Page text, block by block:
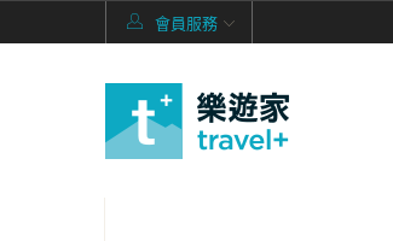
會員服務